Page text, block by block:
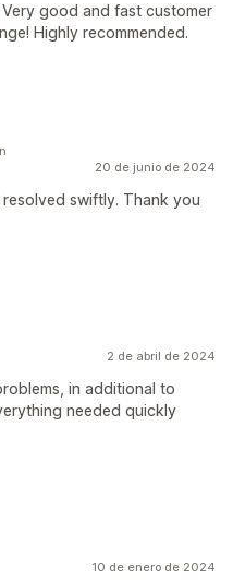
good and fast customer
Highly recommended.
20 de junio de 2024
swiftly. Thank you
2 de abril de 2024
in additional to
needed quickly
10 de enero de 2024